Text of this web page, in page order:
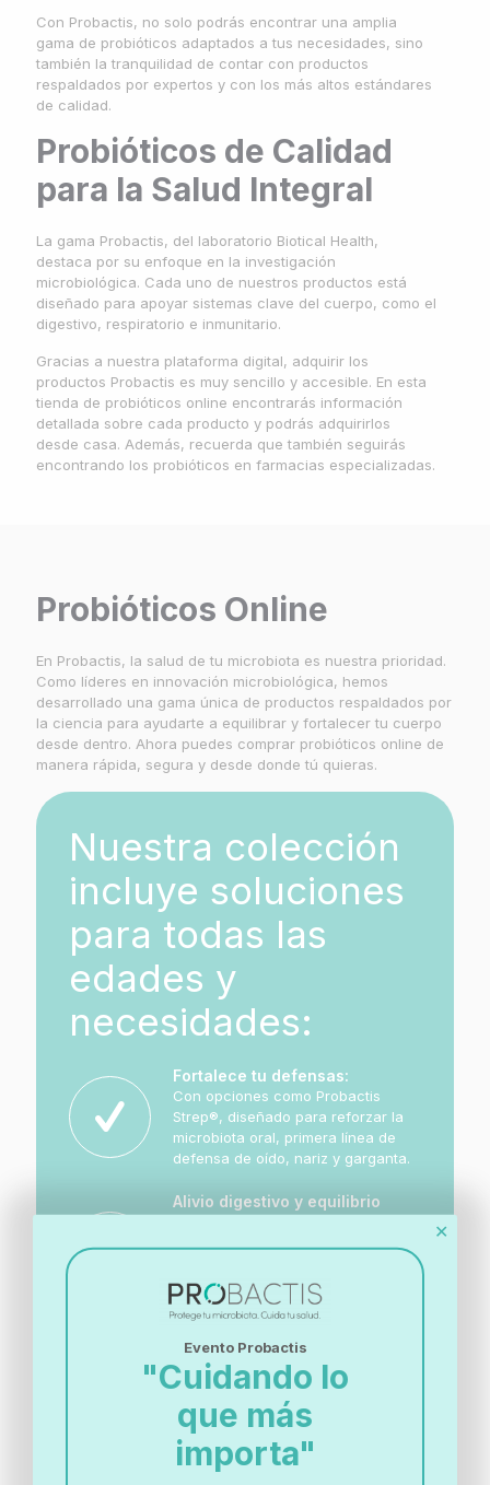
Probióticos de Calidad
para la Salud Integral
La gama Probactis, del laboratorio Biotical Health,
destaca por su enfoque en la investigación
microbiológica. Cada uno de nuestros productos está
diseñado para apoyar sistemas clave del cuerpo, como el
digestivo, respiratorio e inmunitario.
Gracias a nuestra plataforma digital, adquirir los
productos Probactis es muy sencillo y accesible. En esta
tienda de probióticos online encontrarás información
detallada sobre cada producto y podrás adquirirlos
desde casa. Además, recuerda que también seguirás
encontrando los probióticos en farmacias especializadas.
Con Probactis, no solo podrás encontrar una amplia
gama de probióticos adaptados a tus necesidades, sino
también la tranquilidad de contar con productos
respaldados por expertos y con los más altos estándares
de calidad.
Probióticos Online
En Probactis, la salud de tu microbiota es nuestra prioridad.
Como líderes en innovación microbiológica, hemos
desarrollado una gama única de productos respaldados por
la ciencia para ayudarte a equilibrar y fortalecer tu cuerpo
desde dentro. Ahora puedes comprar probióticos online de
manera rápida, segura y desde donde tú quieras.
Nuestra colección
incluye soluciones
para todas las
edades y
necesidades:
Fortalece tu defensas:
Con opciones como Probactis
Strep®, diseñado para reforzar la
microbiota oral, primera línea de
defensa de oído, nariz y garganta.
Alivio digestivo y equilibrio
devolverle la funcionalidad a tu
intestino.
Cuidado en épocas de alergias:
Probactis Rinopas® está aquí para
ayudarte a recuperar el equilibrio
de manera natural.
Intolerancias:
no solo puedes comprar
✕
Evento Probactis
"Cuidando lo
que más
importa"